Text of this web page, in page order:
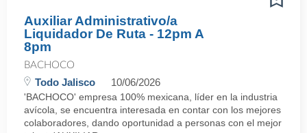
Auxiliar Administrativo/a
Liquidador De Ruta - 12pm A
8pm
BACHOCO
Todo Jalisco 10/06/2026
'BACHOCO' empresa 100% mexicana, líder en la industria
avícola, se encuentra interesada en contar con los mejores
colaboradores, dando oportunidad a personas con el mejor